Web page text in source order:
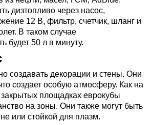
дизтопливо через насос,
12 В, фильтр, счетчик, шланг и
В таком случае
будет 50 л в минуту.
создавать декорации и стены. Они
создает особую атмосферу. Как на
площадках еврокубы
на зоны. Они также могут быть
или стойкой для плазм.